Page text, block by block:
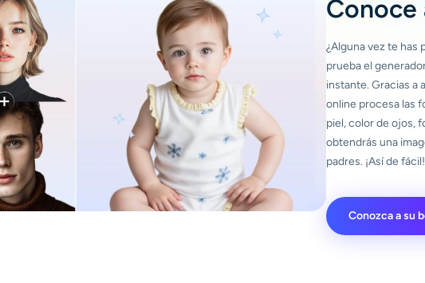
Conoce
¿Alguna vez te has
prueba el
instante. Gracias a
online procesa las
piel, color de ojos,
obtendrás una
padres. ¡Así de fácil!
Conozca a su